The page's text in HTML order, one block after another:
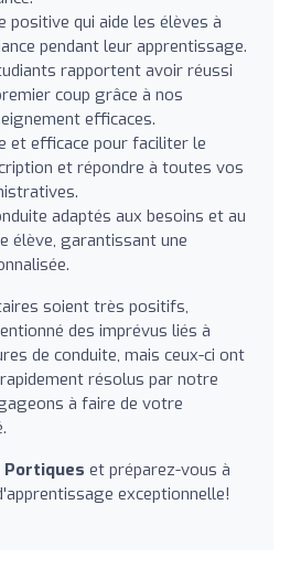
positive qui aide les élèves à
pendant leur apprentissage.
rapportent avoir réussi
coup grâce à nos
efficaces.
et efficace pour faciliter le
et répondre à toutes vos
adaptés aux besoins et au
élève, garantissant une
soient très positifs,
des imprévus liés à
de conduite, mais ceux-ci ont
résolus par notre
à faire de votre
Portiques et préparez-vous à
exceptionnelle!